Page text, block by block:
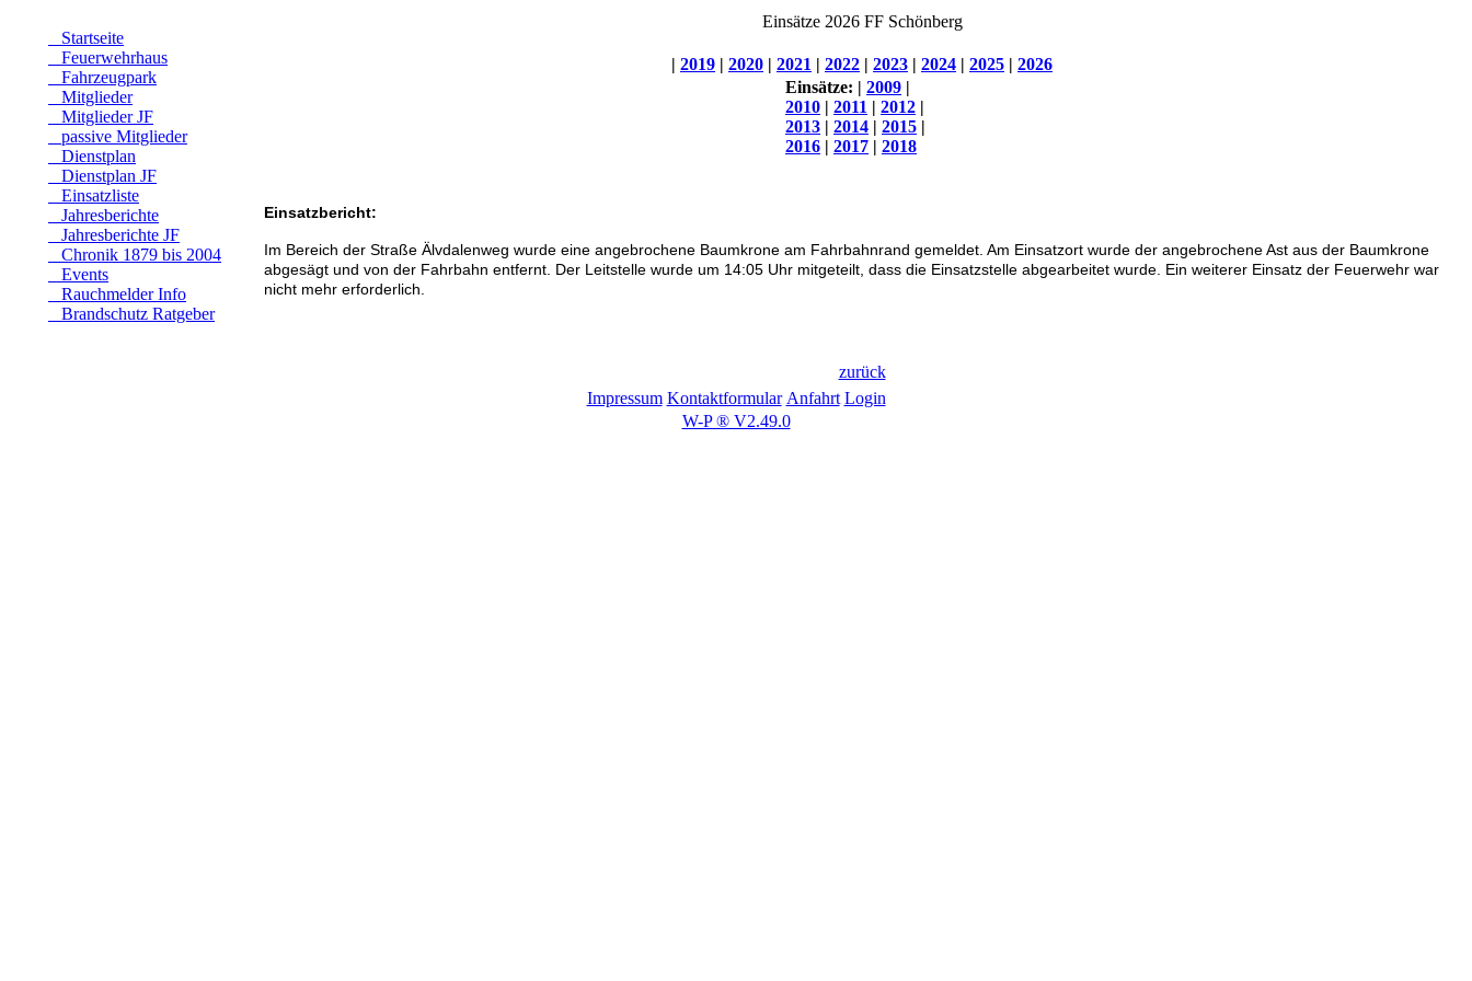
Startseite
Feuerwehrhaus
Fahrzeugpark
Mitglieder
Mitglieder JF
passive Mitglieder
Dienstplan
Dienstplan JF
Einsatzliste
Jahresberichte
Jahresberichte JF
Chronik 1879 bis 2004
Events
Rauchmelder Info
Brandschutz Ratgeber
Einsätze 2026 FF Schönberg
| 2019 | 2020 | 2021 | 2022 | 2023 | 2024 | 2025 | 2026
Einsätze: | 2009 |
2010 | 2011 | 2012 |
2013 | 2014 | 2015 |
2016 | 2017 | 2018
Einsatzbericht:
Im Bereich der Straße Älvdalenweg wurde eine angebrochene Baumkrone am Fahrbahnrand gemeldet. Am Einsatzort wurde der angebrochene Ast aus der Baumkrone
abgesägt und von der Fahrbahn entfernt. Der Leitstelle wurde um 14:05 Uhr mitgeteilt, dass die Einsatzstelle abgearbeitet wurde. Ein weiterer Einsatz der Feuerwehr war
nicht mehr erforderlich.
zurück
Impressum Kontaktformular Anfahrt Login
W-P ® V2.49.0